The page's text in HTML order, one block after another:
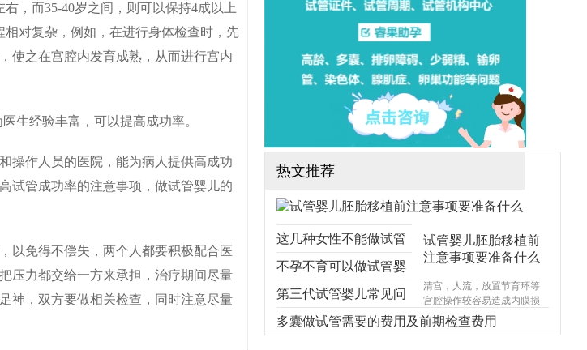
，而35-40岁之间，则可以保持4成以上
对复杂，例如，在进行身体检查时，先
使之在宫腔内发育成熟，从而进行宫内
经验丰富，可以提高成功率。
作人员的医院，能为病人提供高成功
试管成功率的注意事项，做试管婴儿的
免得不偿失，两个人都要积极配合医
压力都交给一方来承担，治疗期间尽量
神，双方要做相关检查，同时注意尽量
热文推荐
试管婴儿胚胎移植前
注意事项要准备什么
清宫，人流，放置节育环等
宫腔操作较容易造成内膜损
伤，使基底层受损，造成宫
腔内形成粘连，宫腔形态异
这几种女性不能做试管
婴儿，不能！不能！不
能！
不孕不育可以做试管婴
儿吗？
第三代试管婴儿常见问
题，你想知道的都在
多囊做试管需要的费用及前期检查费用